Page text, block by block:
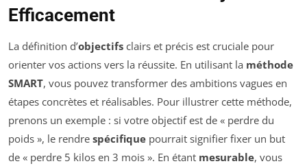
Efficacement
La définition d’objectifs clairs et précis est cruciale pour
orienter vos actions vers la réussite. En utilisant la méthode
SMART, vous pouvez transformer des ambitions vagues en
étapes concrètes et réalisables. Pour illustrer cette méthode,
prenons un exemple : si votre objectif est de « perdre du
poids », le rendre spécifique pourrait signifier fixer un but
de « perdre 5 kilos en 3 mois ». En étant mesurable, vous